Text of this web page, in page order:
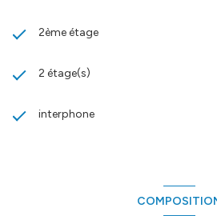
2ème étage
2 étage(s)
interphone